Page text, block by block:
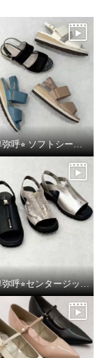
卑弥呼⭐︎ ソフトシープレザーフレキシブルベルトパデットサンダルをご紹介いたします。
卑弥呼⭐︎センタージッププラットフォームサンダルをご紹介いたします。